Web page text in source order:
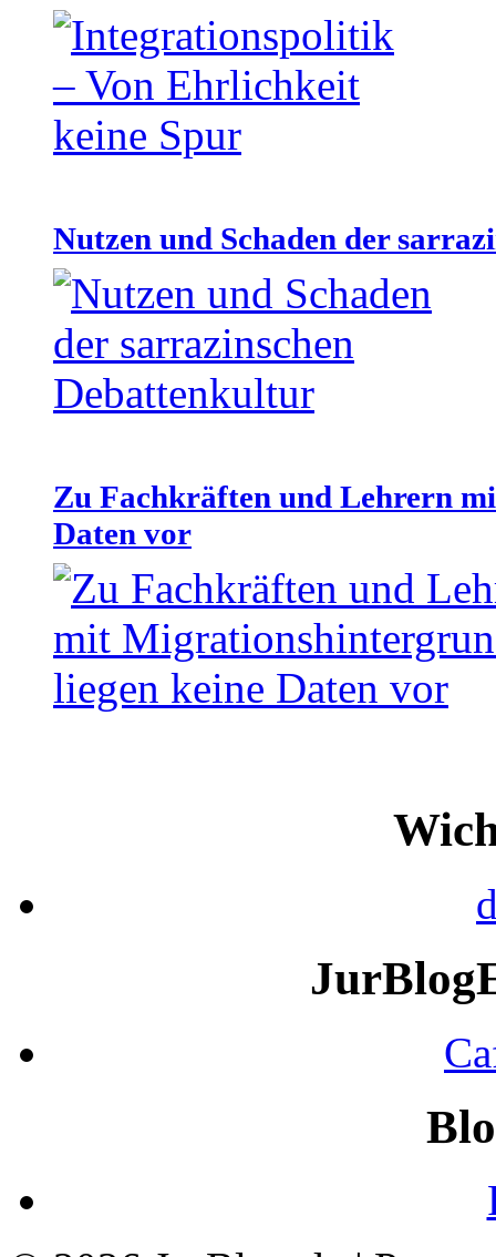
Nutzen und Schaden der
Zu Fachkräften und Lehrern
Daten vor
JurBlog